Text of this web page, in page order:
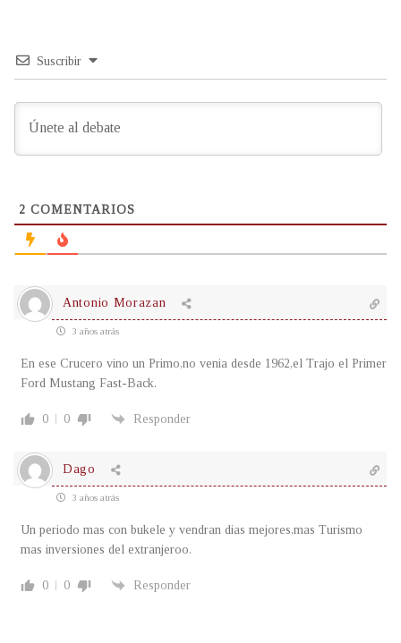
Suscribir
2 COMENTARIOS
Antonio Morazan
3 años atrás
En ese Crucero vino un Primo,no venia desde 1962,el Trajo el Primer
Ford Mustang Fast-Back.
0 0 Responder
Dago
3 años atrás
Un periodo mas con bukele y vendran dias mejores,mas Turismo
mas inversiones del extranjeroo.
0 0 Responder